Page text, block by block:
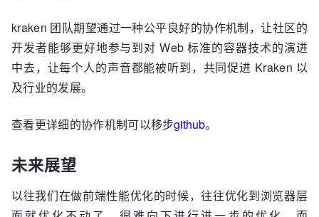
kraken 团队期望通过一种公平良好的协作机制，让社区的
开发者能够更好地参与到对 Web 标准的容器技术的演进
中去，让每个人的声音都能被听到，共同促进 Kraken 以
及行业的发展。
查看更详细的协作机制可以移步github。
未来展望
以往我们在做前端性能优化的时候，往往优化到浏览器层